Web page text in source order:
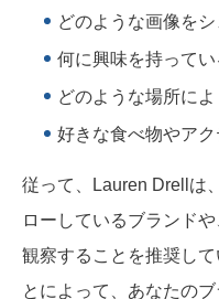
どのような画像を
何に興味を持ってい
どのような場所に
好きな食べ物やア
従って、Lauren Drellは
ローしているブランド
観察することを推奨し
とによって、あなたの